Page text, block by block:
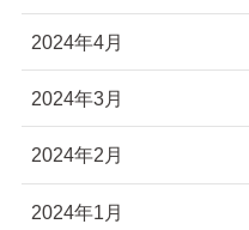
2024年4月
2024年3月
2024年2月
2024年1月